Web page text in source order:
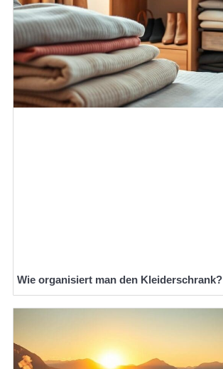
Wie organisiert man den Kleiderschrank?